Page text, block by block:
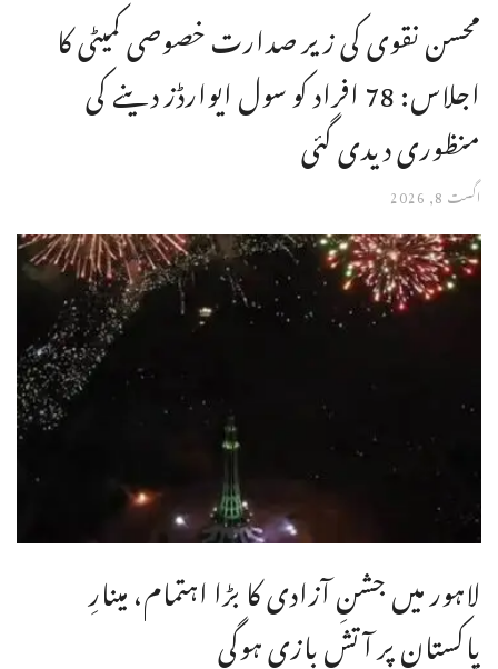
محسن نقوی کی زیر صدارت خصوصی کمیٹی کا
اجلاس: 78 افراد کو سول ایوارڈز دینے کی
منظوری دیدی گئی
اگست 8, 2026
لاہور میں جشنِ آزادی کا بڑا اہتمام، مینارِ
پاکستان پر آتش بازی ہوگی